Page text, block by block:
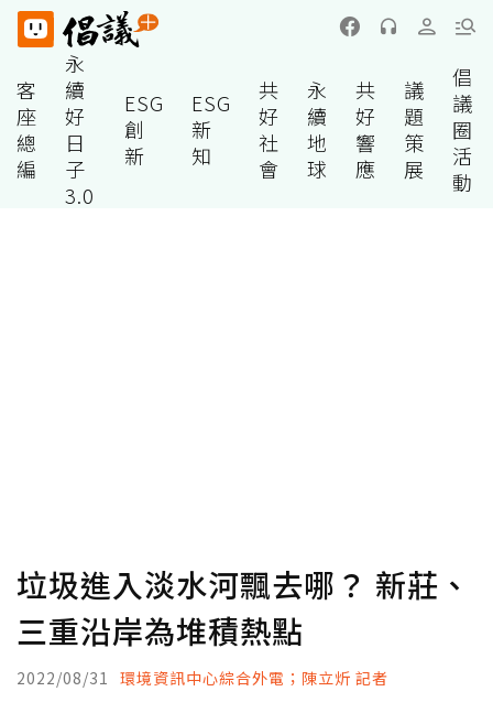
客
座
總
編
永
續
好
日
子
3.0
ESG
創
新
ESG
新
知
共
好
社
會
永
續
地
球
共
好
響
應
議
題
策
展
倡
議
圈
活
動
垃圾進入淡水河飄去哪？ 新莊、
三重沿岸為堆積熱點
2022/08/31 環境資訊中心綜合外電；陳立炘 記者